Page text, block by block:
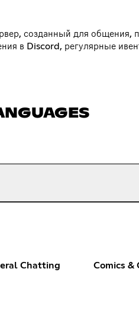
созданный для общения,
в Discord, регулярные
Chatting Comics &